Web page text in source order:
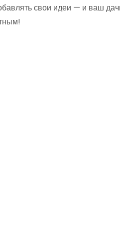
свои идеи — и ваш